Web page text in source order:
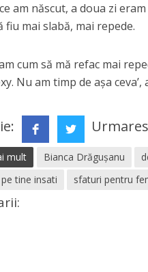
am născut, a doua zi
fiu mai slabă, mai repede.
cum să mă refac mai
Nu am timp de așa ceva’,
mult Bianca Drăgușanu
tine insati
sfaturi pentru